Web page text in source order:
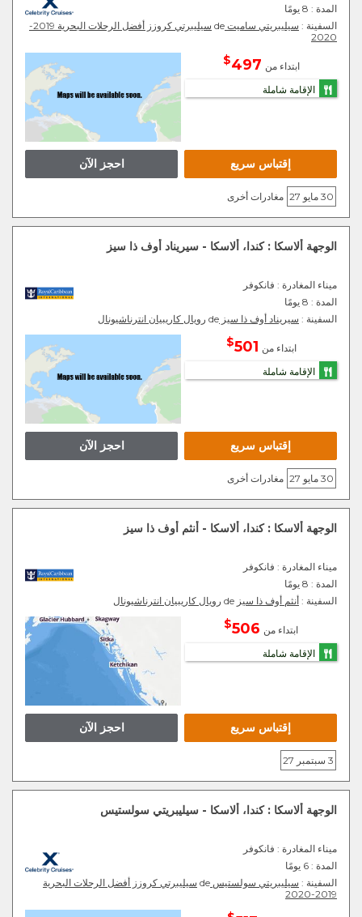
المدة : 8 يومًا
السفينة : سيليبريتي ساميت de
سيليبرتي كروزز أفضل الرحلات البحرية 2019-
2020
ابتداء من 497
$
الإقامة شاملة
احجز الآن إقتباس سريع
30 مايو 27 مغادرات أخرى
الوجهة ألاسكا : كندا، ألاسكا - سيريناد أوف ذا سيز
ميناء المغادرة : فانكوفر
المدة : 8 يومًا
السفينة : سيريناد أوف ذا سيز de رويال كاريبيان انترناشيونال
ابتداء من 501
$
الإقامة شاملة
احجز الآن إقتباس سريع
30 مايو 27 مغادرات أخرى
الوجهة ألاسكا : كندا، ألاسكا - أنثم أوف ذا سيز
ميناء المغادرة : فانكوفر
المدة : 8 يومًا
السفينة : أنثم أوف ذا سيز رويال كاريبيان انترناشيونال
ابتداء من 506
$
الإقامة شاملة
احجز الآن إقتباس سريع
3 سبتمبر 27
الوجهة ألاسكا : كندا، ألاسكا - سيليبريتي سولستيس
ميناء المغادرة : فانكوفر
المدة : 6 يومًا
السفينة : سيليبريتي سولستيس de سيليبرتي كروزز أفضل الرحلات البحرية
2019-2020